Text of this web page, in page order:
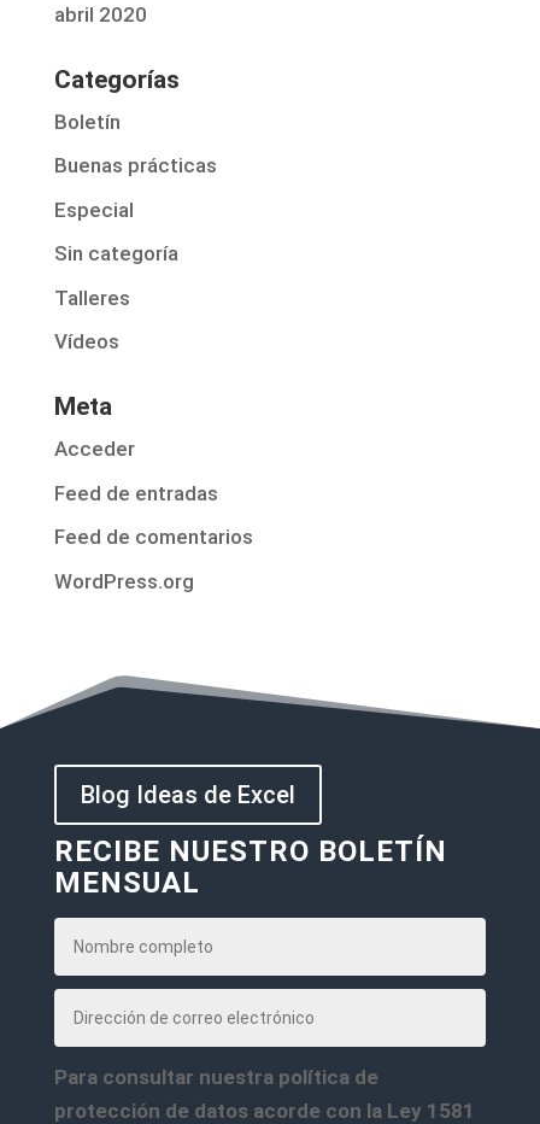
abril 2020
Categorías
Boletín
Buenas prácticas
Especial
Sin categoría
Talleres
Vídeos
Meta
Acceder
Feed de entradas
Feed de comentarios
WordPress.org
Blog Ideas de Excel
RECIBE NUESTRO BOLETÍN
MENSUAL
Para consultar nuestra política de
protección de datos acorde con la Ley 1581